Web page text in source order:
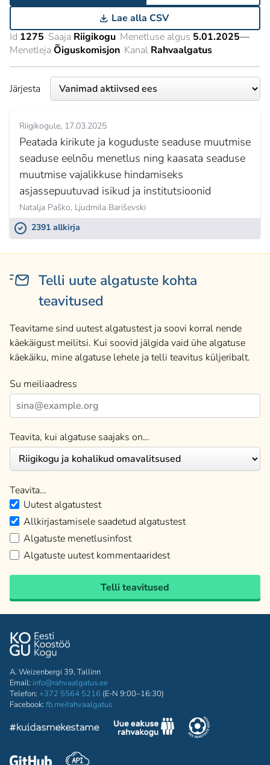
Lae alla CSV
Id 1275 Saaja Riigikogu Menetluse algus 5.01.2025—
Menetleja Õiguskomisjon Kanal Rahvaalgatus
Järjesta
Riigikogule 17.03.2025
Peatada kirikute ja koguduste seaduse muutmise
seaduse eelnõu menetlus ning kaasata seaduse
muutmise vajalikkuse hindamiseks
asjassepuutuvad isikud ja institutsioonid
Natalja Paško, Ljudmila Bariševski
2391 allkirja
Telli uute algatuste kohta
teavitused
Teavitame sind uutest algatustest ja soovi korral nende
käekäigust meilitsi. Kui soovid jälgida vaid ühe algatuse
käekäiku, mine algatuse lehele ja telli teavitus küljeribalt.
Su meiliaadress
Teavita, kui algatuse saajaks on…
Teavita…
Uutest algatustest
Allkirjastamisele saadetud algatustest
Algatuste menetlusinfost
Algatuste uutest kommentaaridest
Telli teavitused
A. Weizenbergi 39, Tallinn
Email: info@rahvaalgatus.ee
Telefon: +372 5564 5216 (E-N 9:00–16:30)
Facebook: fb.me/rahvaalgatus